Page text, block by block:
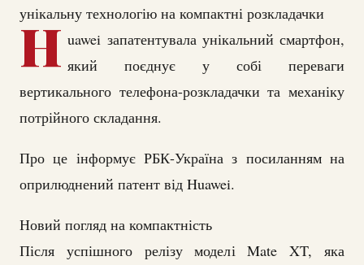
унікальну технологію на компактні розкладачки
H uawei запатентувала унікальний смартфон,
який поєднує у собі переваги
вертикального телефона-розкладачки та механіку
потрійного складання.
Про це інформує РБК-Україна з посиланням на
оприлюднений патент від Huawei.
Новий погляд на компактність
Після успішного релізу моделі Mate XT, яка